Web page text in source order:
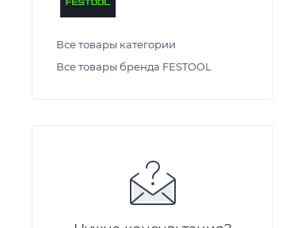
Все товары категории
Все товары бренда FESTOOL